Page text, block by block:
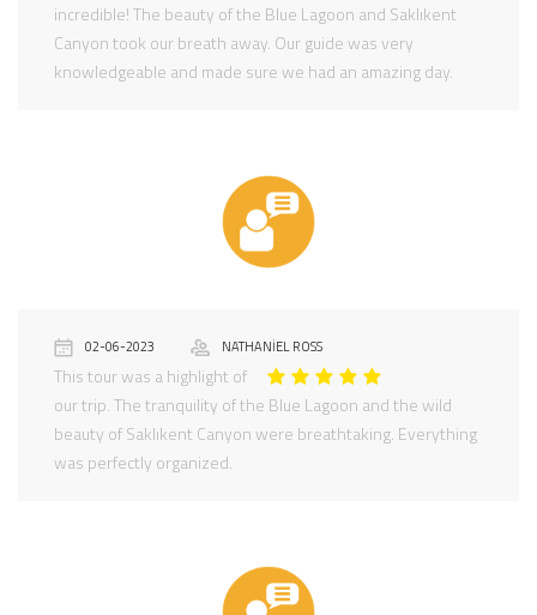
incredible! The beauty of the Blue Lagoon and Saklıkent
Canyon took our breath away. Our guide was very
knowledgeable and made sure we had an amazing day.
02-06-2023 NATHANIEL ROSS
This tour was a highlight of
our trip. The tranquility of the Blue Lagoon and the wild
beauty of Saklıkent Canyon were breathtaking. Everything
was perfectly organized.